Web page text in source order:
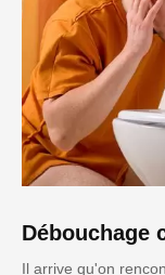
Débouchage
Il arrive qu'on